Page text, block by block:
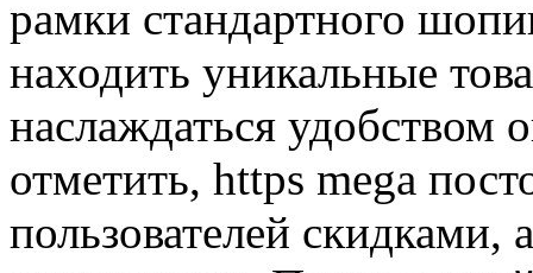
рамки стандартного
находить уникальные
наслаждаться удобством
отметить, https mega
пользователей